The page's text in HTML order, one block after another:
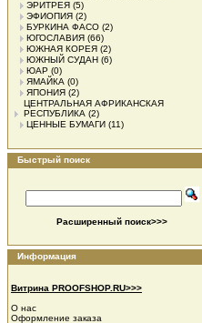
ЭРИТРЕЯ (5)
ЭФИОПИЯ (2)
БУРКИНА ФАСО (2)
ЮГОСЛАВИЯ (66)
ЮЖНАЯ КОРЕЯ (2)
ЮЖНЫЙ СУДАН (6)
ЮАР (0)
ЯМАЙКА (0)
ЯПОНИЯ (2)
ЦЕНТРАЛЬНАЯ АФРИКАНСКАЯ
РЕСПУБЛИКА (2)
ЦЕННЫЕ БУМАГИ (11)
Быстрый поиск
Расширенный поиск>>>
Информация
Витрина PROOFSHOP.RU>>>
О нас
Оформление заказа